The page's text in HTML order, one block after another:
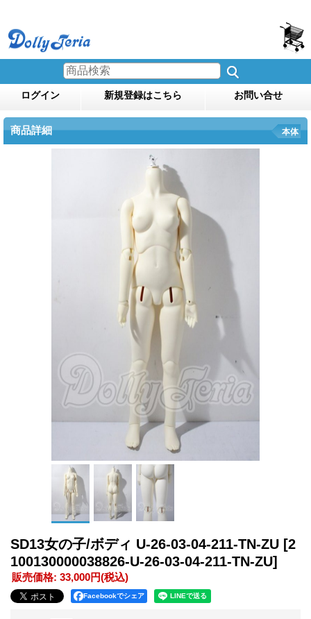
ログイン 新規登録はこちら お問い合せ
商品詳細 本体
SD13女の子/ボディ U-26-03-04-211-TN-ZU [2
100130000038826-U-26-03-04-211-TN-ZU]
販売価格: 33,000円(税込)
Facebookでシェア